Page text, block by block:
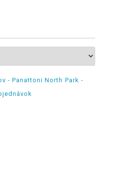
- Panattoni North Park -